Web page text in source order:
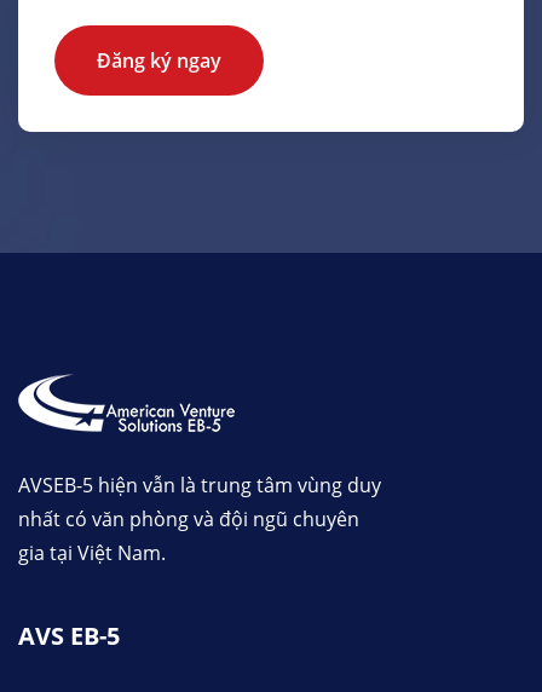
Đăng ký ngay
AVSEB-5 hiện vẫn là trung tâm vùng duy
nhất có văn phòng và đội ngũ chuyên
gia tại Việt Nam.
AVS EB-5